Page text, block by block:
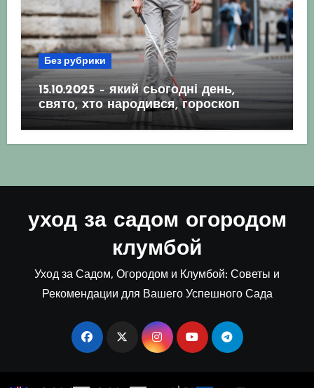
Без рубрики
15.10.2025 – який сьогодні день,
свято, хто народився, гороскоп
уход за садом огородом
клумбой
Уход за Садом, Огородом и Клумбой: Советы и
Рекомендации для Вашего Успешного Сада